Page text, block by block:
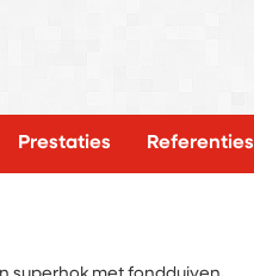
Prestaties Referenties